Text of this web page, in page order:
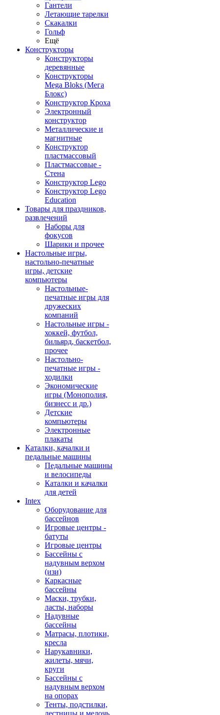
Гантели
Летающие тарелки
Скакалки
Гольф
Ещё
Конструкторы
Конструкторы
деревянные
Конструкторы
Mega Bloks (Мега
Блокс)
Конструктор Кроха
Электронный
конструктор
Металлические и
магнитные
Конструктор
пластмассовый
Пластмассовые -
Стена
Конструктор Lego
Конструктор Lego
Education
Товары для праздников,
развлечений
Наборы для
фокусов
Шарики и прочее
Настольные игры,
настольно-печатные
игры, детские
компьютеры
Настольные-
печатные игры для
дружеских
компаний
Настольные игры -
хоккей, футбол,
бильярд, баскетбол,
прочее
Настольно-
печатные игры -
ходилки
Экономические
игры (Монополия,
бизнесс и др.)
Детские
компьютеры
Электронные
плакаты
Каталки, качалки и
педальные машины
Педальные машины
и велосипеды
Каталки и качалки
для детей
Intex
Оборудование для
бассейнов
Игровые центры -
батуты
Игровые центры
Бассейны с
надувным верхом
(изи)
Каркасные
бассейны
Маски, трубки,
ласты, наборы
Надувные
бассейны
Матрасы, плотики,
кресла
Нарукавники,
жилеты, мячи,
круги
Бассейны с
надувным верхом
на опорах
Тенты, подстилки,
лестницы и мелочь